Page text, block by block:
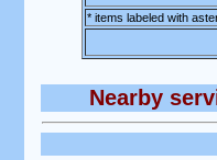
* items labeled with
Nearby